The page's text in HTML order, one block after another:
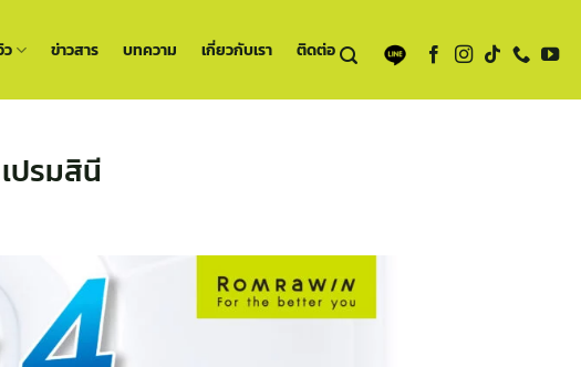
ว ข่าวสาร บทความ เกี่ยวกับเรา ติดต่อ
ปรมสินี